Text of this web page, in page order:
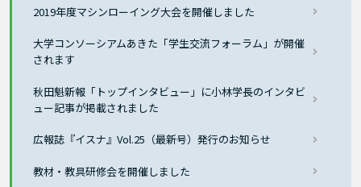
2019年度マシンローイング大会を開催しました
大学コンソーシアムあきた「学生交流フォーラム」が開催
されます
秋田魁新報「トップインタビュー」に小林学長のインタビ
ュー記事が掲載されました
広報誌『イスナ』Vol.25（最新号）発行のお知らせ
教材・教具研修会を開催しました